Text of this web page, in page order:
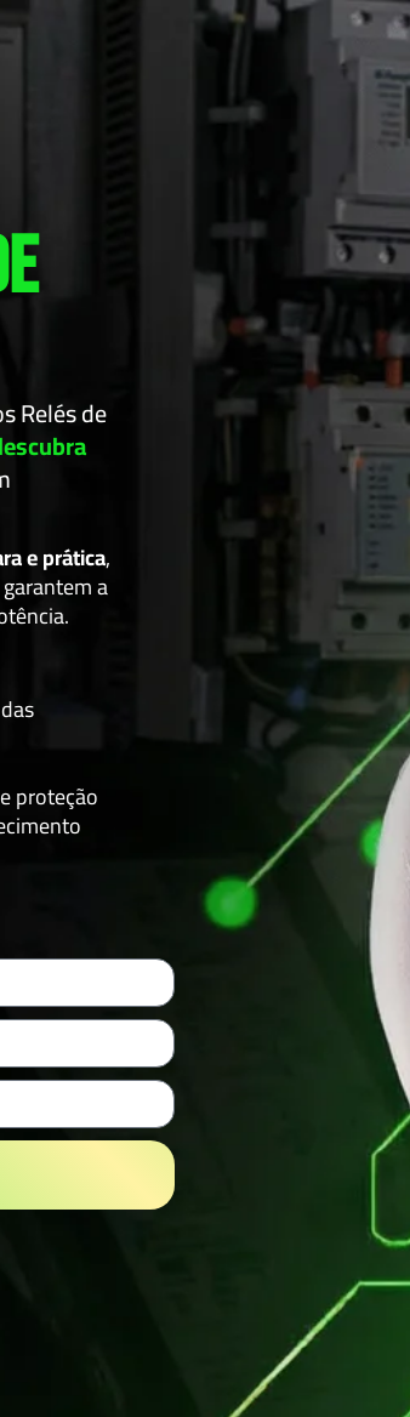
Relés de
e prática,
a
proteção